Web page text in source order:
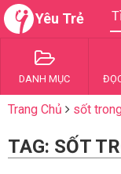
Yêu Trẻ
DANH MỤC
Trang Chủ sốt
TAG: SỐT